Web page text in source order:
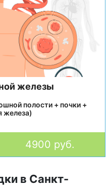
железы
полости + почки +
железа)
4900 руб.
в Санкт-